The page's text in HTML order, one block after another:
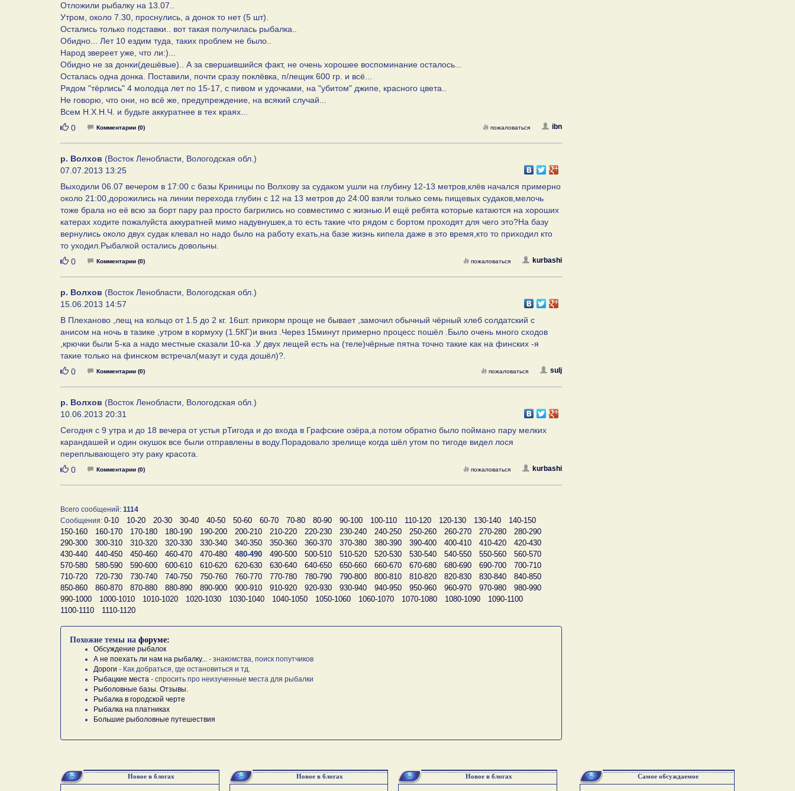
Отложили рыбалку на 13.07..
Утром, около 7.30, проснулись, а донок то нет (5 шт).
Остались только подставки.. вот такая получилась рыбалка..
Обидно... Лет 10 ездим туда, таких проблем не было..
Народ звереет уже, что ли:)...
Обидно не за донки(дешёвые).. А за свершившийся факт, не очень хорошее воспоминание осталось...
Осталась одна донка. Поставили, почти сразу поклёвка, п/лещик 600 гр. и всё...
Рядом "тёрлись" 4 молодца лет по 15-17, с пивом и удочками, на "убитом" джипе, красного цвета..
Не говорю, что они, но всё же, предупреждение, на всякий случай...
Всем Н.Х.Н.Ч. и будьте аккуратнее в тех краях...
Нравится
0 Комментарии (0) ibn
пожаловаться
р. Волхов (Восток Ленобласти, Вологодская обл.)
07.07.2013 13:25
Выходили 06.07 вечером в 17:00 с базы Криницы по Волхову за судаком ушли на глубину 12-13 метров,клёв начался примерно
около 21:00,дорожились на линии перехода глубин с 12 на 13 метров до 24:00 взяли только семь пищевых судаков,мелочь
тоже брала но её всю за борт пару раз просто багрились но совместимо с жизнью.И ещё ребята которые катаются на хороших
катерах ходите пожалуйста аккуратней мимо надувнушек,а то есть такие что рядом с бортом проходят для чего это?На базу
вернулись около двух судак клевал но надо было на работу ехать,на базе жизнь кипела даже в это время,кто то приходил кто
то уходил.Рыбалкой остались довольны.
Нравится
0 Комментарии (0) kurbashi
пожаловаться
р. Волхов (Восток Ленобласти, Вологодская обл.)
15.06.2013 14:57
В Плеханово ,лещ на кольцо от 1.5 до 2 кг. 16шт. прикорм проще не бывает ,замочил обычный чёрный хлеб солдатский с
анисом на ночь в тазике ,утром в кормуху (1.5КГ)и вниз .Через 15минут примерно процесс пошёл .Было очень много сходов
,крючки были 5-ка а надо местные сказали 10-ка .У двух лещей есть на (теле)чёрные пятна точно такие как на финских -я
такие только на финском встречал(мазут и суда дошёл)?.
Нравится
0 Комментарии (0) sulj
пожаловаться
р. Волхов (Восток Ленобласти, Вологодская обл.)
10.06.2013 20:31
Сегодня с 9 утра и до 18 вечера от устья рТигода и до входа в Графские озёра,а потом обратно было поймано пару мелких
карандашей и один окушок все были отправлены в воду.Порадовало зрелище когда шёл утом по тигоде видел лося
переплывающего эту раку красота.
Нравится
0 Комментарии (0) kurbashi
пожаловаться
Всего сообщений: 1114
Сообщения: 0-10 10-20 20-30 30-40 40-50 50-60 60-70 70-80 80-90 90-100 100-110 110-120 120-130 130-140
140-150
150-160
160-170 170-180 180-190 190-200 200-210 210-220 220-230 230-240 240-250 250-260 260-270 270-280
280-290
290-300
300-310 310-320 320-330 330-340 340-350 350-360 360-370 370-380 380-390 390-400 400-410 410-420
420-430
430-440
440-450 450-460 460-470 470-480 480-490 490-500 500-510 510-520 520-530 530-540 540-550 550-560
560-570
570-580
580-590 590-600 600-610 610-620 620-630 630-640 640-650 650-660 660-670 670-680 680-690 690-700
700-710
710-720
720-730 730-740 740-750 750-760 760-770 770-780 780-790 790-800 800-810 810-820 820-830 830-840
840-850
850-860
860-870 870-880 880-890 890-900 900-910 910-920 920-930 930-940 940-950 950-960 960-970 970-980
980-990
990-1000
1000-1010 1010-1020 1020-1030 1030-1040 1040-1050 1050-1060 1060-1070 1070-1080 1080-1090
1090-1100
1100-1110
1110-1120
Похожие темы на форуме:
Обсуждение рыбалок
А не поехать ли нам на рыбалку... - знакомства, поиск попутчиков
Дороги - Как добраться, где остановиться и тд.
Рыбацкие места - спросить про неизученные места для рыбалки
Рыболовные базы. Отзывы.
Рыбалка в городской черте
Рыбалка на платниках
Большие рыболовные путешествия
Новое в блогах Новое в блогах Новое в блогах Самое обсуждаемое